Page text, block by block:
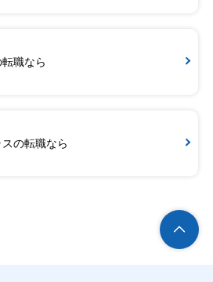
職なら
の転職なら